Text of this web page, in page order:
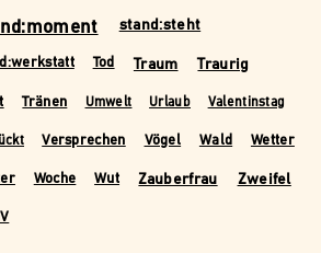
stand:steht
Tod Traum Traurig
Tränen Umwelt Urlaub Valentinstag
Versprechen Vögel Wald Wetter
Woche Wut Zauberfrau Zweifel